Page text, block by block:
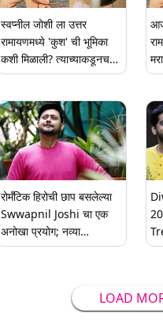
स्वप्नील जोशी ला उत्तर
रामायणमध्ये 'कुश' ची भूमिका
कशी मिळाली? त्याच्याकडूनच
'इथे' ऐका सारे किस्से आणि खास
रोमँटिक हिरोची छाप बसलेल्या
Swwapnil Joshi चा एक
अनोखा प्रयोग; नव्या
चित्रपटाची केली घोषणा
LOAD